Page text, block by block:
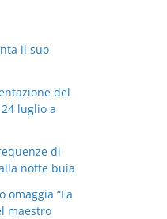
il suo
del
luglio a
di
notte buia
omaggia “La
maestro